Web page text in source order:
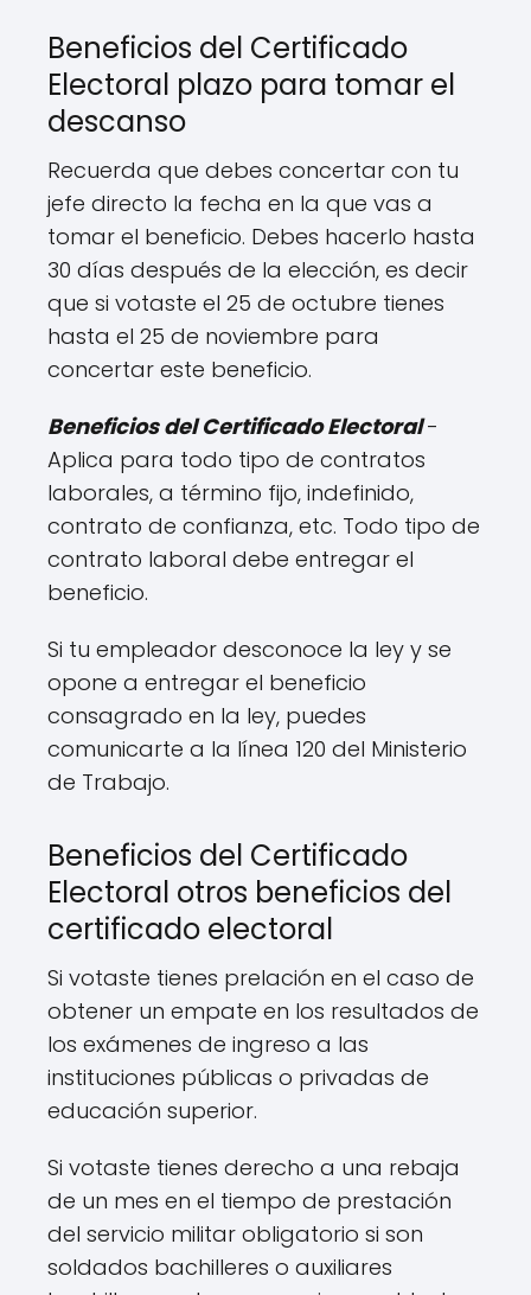
Beneficios del Certificado
Electoral plazo para tomar el
descanso
Recuerda que debes concertar con tu
jefe directo la fecha en la que vas a
tomar el beneficio. Debes hacerlo hasta
30 días después de la elección, es decir
que si votaste el 25 de octubre tienes
hasta el 25 de noviembre para
concertar este beneficio.
Beneficios del Certificado Electoral -
Aplica para todo tipo de contratos
laborales, a término fijo, indefinido,
contrato de confianza, etc. Todo tipo de
contrato laboral debe entregar el
beneficio.
Si tu empleador desconoce la ley y se
opone a entregar el beneficio
consagrado en la ley, puedes
comunicarte a la línea 120 del Ministerio
de Trabajo.
Beneficios del Certificado
Electoral otros beneficios del
certificado electoral
Si votaste tienes prelación en el caso de
obtener un empate en los resultados de
los exámenes de ingreso a las
instituciones públicas o privadas de
educación superior.
Si votaste tienes derecho a una rebaja
de un mes en el tiempo de prestación
del servicio militar obligatorio si son
soldados bachilleres o auxiliares